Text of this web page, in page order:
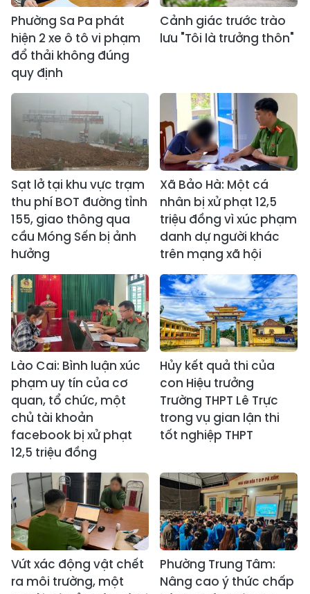
Phường Sa Pa phát
hiện 2 xe ô tô vi phạm
đổ thải không đúng
quy định
Cảnh giác trước trào
lưu "Tôi là trưởng thôn"
Sạt lở tại khu vực trạm
thu phí BOT đường tỉnh
155, giao thông qua
cầu Móng Sến bị ảnh
hưởng
Xã Bảo Hà: Một cá
nhân bị xử phạt 12,5
triệu đồng vì xúc phạm
danh dự người khác
trên mạng xã hội
Lào Cai: Bình luận xúc
phạm uy tín của cơ
quan, tổ chức, một
chủ tài khoản
facebook bị xử phạt
12,5 triệu đồng
Hủy kết quả thi của
con Hiệu trưởng
Trường THPT Lê Trực
trong vụ gian lận thi
tốt nghiệp THPT
Vứt xác động vật chết
ra môi trường, một
Phường Trung Tâm:
Nâng cao ý thức chấp